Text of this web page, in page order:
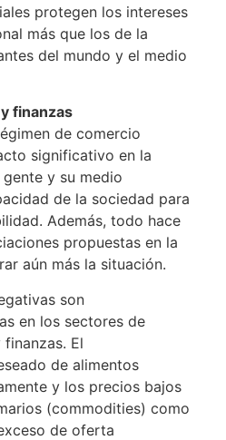
protegen los intereses
más que los de la
del mundo y el medio
finanzas
de comercio
significativo en la
y su medio
de la sociedad para
Además, todo hace
propuestas en la
aún más la situación.
son
en los sectores de
El
de alimentos
y los precios bajos
(commodities) como
de oferta